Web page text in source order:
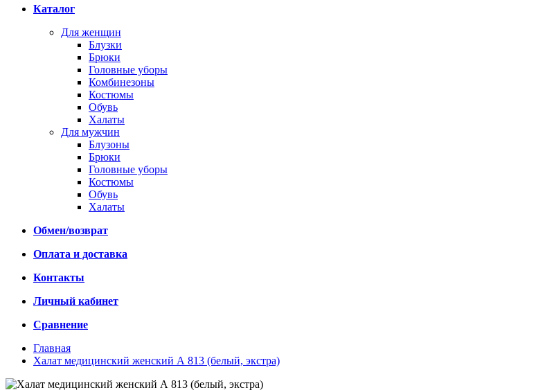
Каталог
Для женщин
Блузки
Брюки
Головные уборы
Комбинезоны
Костюмы
Обувь
Халаты
Для мужчин
Блузоны
Брюки
Головные уборы
Костюмы
Обувь
Халаты
Обмен/возврат
Оплата и доставка
Контакты
Личный кабинет
Сравнение
Главная
Халат медицинский женский А 813 (белый, экстра)